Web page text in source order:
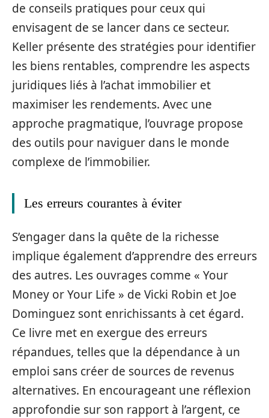
de conseils pratiques pour ceux qui
envisagent de se lancer dans ce secteur.
Keller présente des stratégies pour identifier
les biens rentables, comprendre les aspects
juridiques liés à l’achat immobilier et
maximiser les rendements. Avec une
approche pragmatique, l’ouvrage propose
des outils pour naviguer dans le monde
complexe de l’immobilier.
Les erreurs courantes à éviter
S’engager dans la quête de la richesse
implique également d’apprendre des erreurs
des autres. Les ouvrages comme « Your
Money or Your Life » de Vicki Robin et Joe
Dominguez sont enrichissants à cet égard.
Ce livre met en exergue des erreurs
répandues, telles que la dépendance à un
emploi sans créer de sources de revenus
alternatives. En encourageant une réflexion
approfondie sur son rapport à l’argent, ce